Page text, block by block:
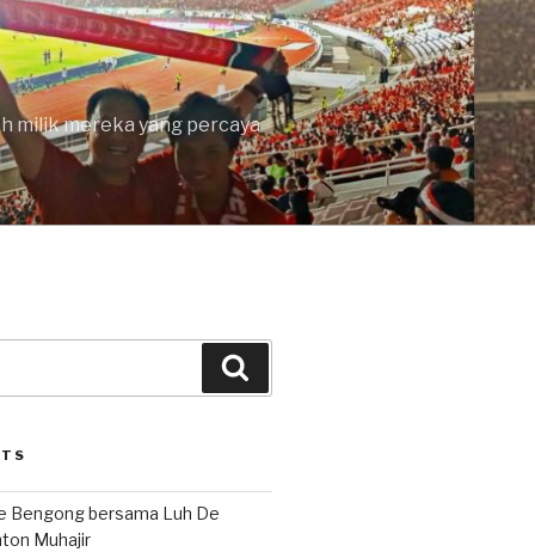
milik mereka yang percaya
Bengong bersama Luh De
Muhajir